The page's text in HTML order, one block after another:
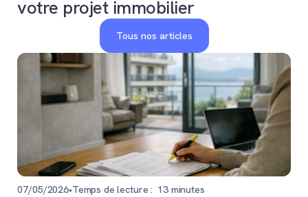
votre projet immobilier
Tous nos articles
07/05/2026•Temps de lecture : 13minutes